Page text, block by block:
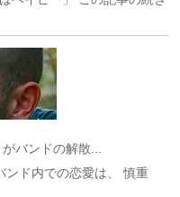
バンドの解散...
ンド内での恋愛は、 慎重